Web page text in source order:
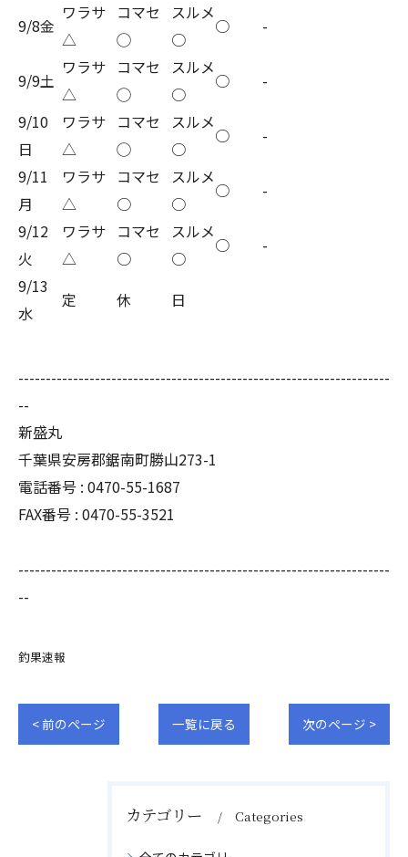
9/8金
ワラサ
△
コマセ
◯
スルメ
○
○ -
9/9土
ワラサ
△
コマセ
◯
スルメ
○
○
-
9/10
日
ワラサ
△
コマセ
◯
スルメ
○
○
-
9/11
月
ワラサ
△
コマセ
○
スルメ
○
○
-
9/12
火
ワラサ
△
コマセ
○
スルメ
○
○
-
9/13
水
定 休 日
--------------------------------------------------------------------
--
新盛丸
千葉県安房郡鋸南町勝山273-1
電話番号 : 0470-55-1687
FAX番号 : 0470-55-3521
--------------------------------------------------------------------
--
釣果速報
< 前のページ 一覧に戻る 次のページ >
カテゴリー Categories